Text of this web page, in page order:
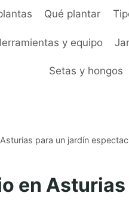
Qué plantar
y equipo
Setas y hongos
para un jardín
en Asturias